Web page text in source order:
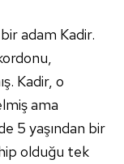
adam Kadir.
Kadir, o
ama
5 yaşından bir
olduğu tek